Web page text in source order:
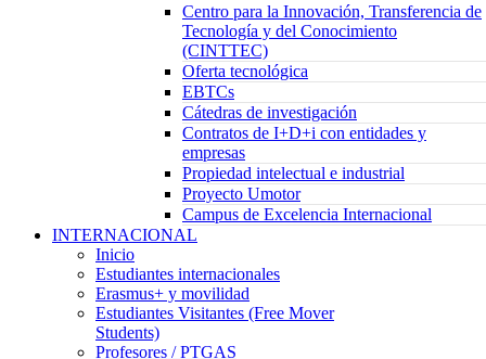
Centro para la Innovación, Transferencia de
Tecnología y del Conocimiento
(CINTTEC)
Oferta tecnológica
EBTCs
Cátedras de investigación
Contratos de I+D+i con entidades y
empresas
Propiedad intelectual e industrial
Proyecto Umotor
Campus de Excelencia Internacional
INTERNACIONAL
Inicio
Estudiantes internacionales
Erasmus+ y movilidad
Estudiantes Visitantes (Free Mover
Students)
Profesores / PTGAS